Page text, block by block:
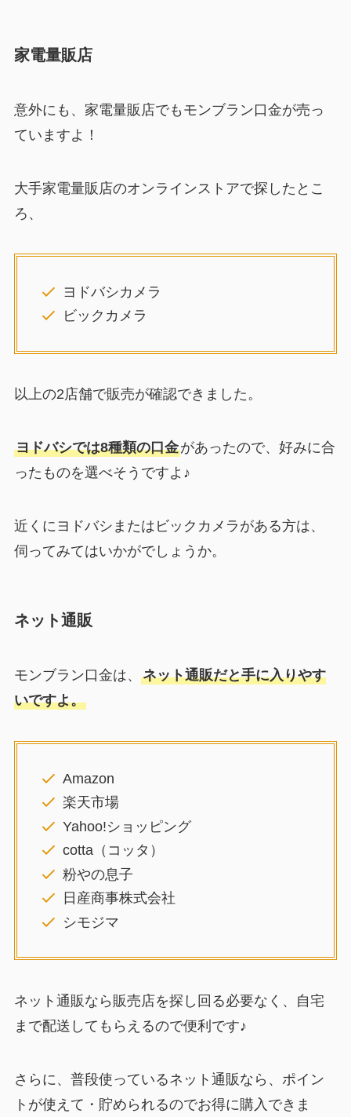
家電量販店
意外にも、家電量販店でもモンブラン口金が売っ
ていますよ！
大手家電量販店のオンラインストアで探したとこ
ろ、
ヨドバシカメラ
ビックカメラ
以上の2店舗で販売が確認できました。
ヨドバシでは8種類の口金があったので、好みに合
ったものを選べそうですよ♪
近くにヨドバシまたはビックカメラがある方は、
伺ってみてはいかがでしょうか。
ネット通販
モンブラン口金は、 ネット通販だと手に入りやす
いですよ。
Amazon
楽天市場
Yahoo!ショッピング
cotta（コッタ）
粉やの息子
日産商事株式会社
シモジマ
ネット通販なら販売店を探し回る必要なく、自宅
まで配送してもらえるので便利です♪
さらに、普段使っているネット通販なら、ポイン
トが使えて・貯められるのでお得に購入できま